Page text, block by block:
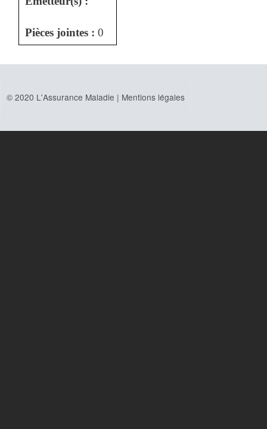
Pièces jointes : 0
© 2020 L'Assurance Maladie | Mentions légales